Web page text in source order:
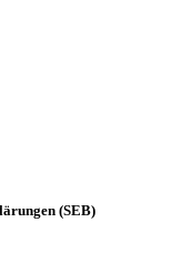
(SEB)